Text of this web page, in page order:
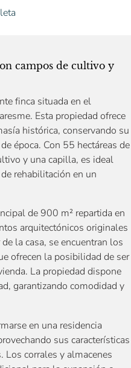
campos de cultivo y
finca situada en el
Esta propiedad ofrece
histórica, conservando su
época. Con 55 hectáreas de
y una capilla, es ideal
rehabilitación en un
de 900 m² repartida en
arquitectónicos originales
la casa, se encuentran los
ofrecen la posibilidad de ser
La propiedad dispone
garantizando comodidad y
en una residencia
sus características
corrales y almacenes